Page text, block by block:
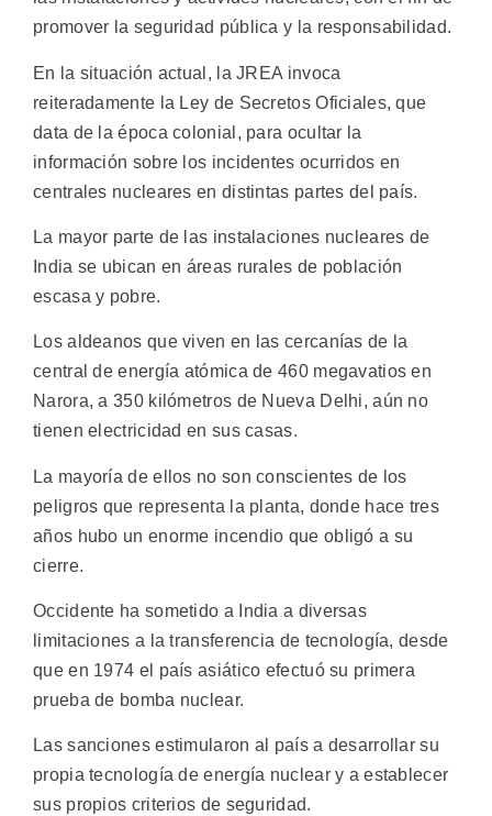
promover la seguridad pública y la responsabilidad.
En la situación actual, la JREA invoca
reiteradamente la Ley de Secretos Oficiales, que
data de la época colonial, para ocultar la
información sobre los incidentes ocurridos en
centrales nucleares en distintas partes del país.
La mayor parte de las instalaciones nucleares de
India se ubican en áreas rurales de población
escasa y pobre.
Los aldeanos que viven en las cercanías de la
central de energía atómica de 460 megavatios en
Narora, a 350 kilómetros de Nueva Delhi, aún no
tienen electricidad en sus casas.
La mayoría de ellos no son conscientes de los
peligros que representa la planta, donde hace tres
años hubo un enorme incendio que obligó a su
cierre.
Occidente ha sometido a India a diversas
limitaciones a la transferencia de tecnología, desde
que en 1974 el país asiático efectuó su primera
prueba de bomba nuclear.
Las sanciones estimularon al país a desarrollar su
propia tecnología de energía nuclear y a establecer
sus propios criterios de seguridad.